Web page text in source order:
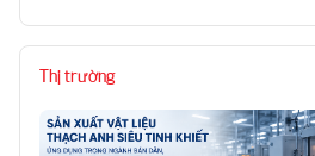
Thị trường